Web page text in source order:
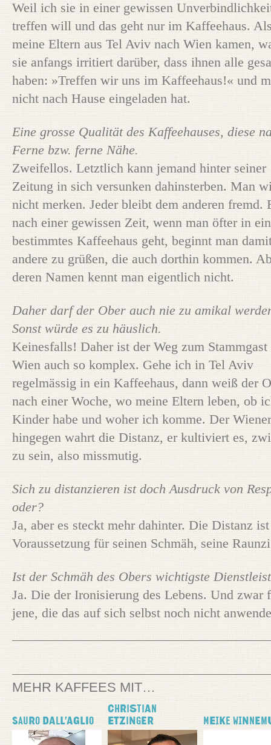
Weil ich sie in einer gewissen
treffen will und das geht nur im Kaffeehaus.
meine Eltern aus Tel Aviv nach Wien kamen,
sie anfangs irritiert darüber, dass ihnen alle
haben: »Treffen wir uns im Kaffeehaus!« und
nicht nach Hause eingeladen hat.
Eine grosse Qualität des Kaffeehauses, diese
Ferne bzw. ferne Nähe.
Zweifellos. Letztlich kann jemand hinter seiner
Zeitung in sich versunken dahinsterben. Man
nicht merken. Jeder bleibt dem anderen fremd.
nach einer gewissen Zeit, wenn man öfter in ein
bestimmtes Kaffeehaus geht, beginnt man
andere zu grüßen, die auch dorthin kommen.
deren Namen kennt man eigentlich nicht.
Daher darf der Ober auch nie zu amikal
Sonst würde es zu häuslich.
Keinesfalls! Daher ist der Weg zum Stammgast
Wien auch so komplex. Gehe ich in Tel Aviv
regelmässig in ein Kaffeehaus, dann weiß der
nach einer Woche, wo meine Eltern leben, ob
Kinder habe und woher ich komme. Der
hingegen wahrt die Distanz, er kultiviert es,
zu sein, also missmutig.
Sich zu distanzieren ist doch Ausdruck von
oder?
Ja, aber es steckt mehr dahinter. Die Distanz ist
Voraussetzung für seinen Schmäh, seine
Ist der Schmäh des Obers wichtigste
Ja. Die der Ironisierung des Lebens. Und zwar
jene, die das auf sich selbst noch nicht
MEHR KAFFEES MIT…
Sauro Dall'Aglio
Christian
Etzinger
Meike